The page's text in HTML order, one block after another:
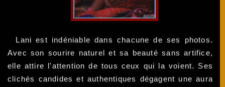
Lani est indéniable dans chacune de ses photos.
Avec son sourire naturel et sa beauté sans artifice,
elle attire l'attention de tous ceux qui la voient. Ses
clichés candides et authentiques dégagent une aura